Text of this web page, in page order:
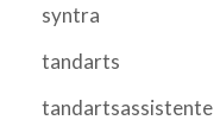
syntra
tandarts
tandartsassistente